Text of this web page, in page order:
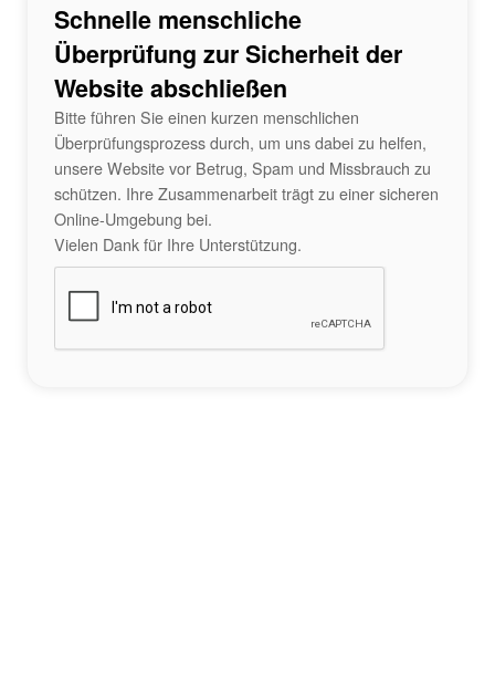
Schnelle menschliche
Überprüfung zur Sicherheit der
Website abschließen
Bitte führen Sie einen kurzen menschlichen
Überprüfungsprozess durch, um uns dabei zu helfen,
unsere Website vor Betrug, Spam und Missbrauch zu
schützen. Ihre Zusammenarbeit trägt zu einer sicheren
Online-Umgebung bei.
Vielen Dank für Ihre Unterstützung.